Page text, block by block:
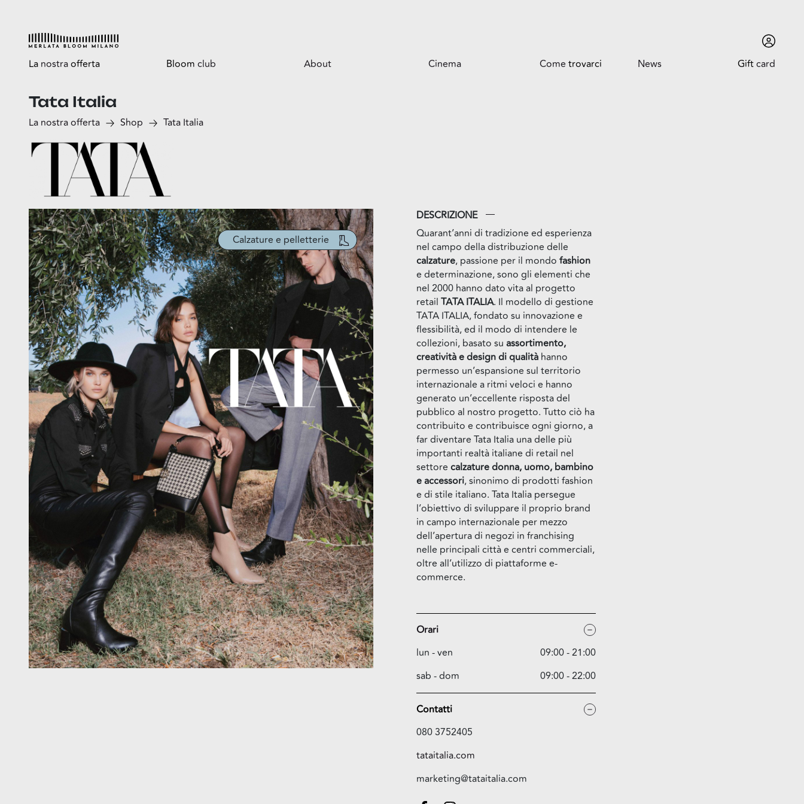
La nostraofferta
Esplora
Shop
Food
Esselunga
Bloom club
Bloomtasty
About Cinema Come trovarci News Giftcard
Tata Italia
La nostra offerta Shop Tata Italia
Calzature e pelletterie
DESCRIZIONE
Quarant’anni di tradizione ed esperienza
nel campo della distribuzione delle
calzature, passione per il mondo fashion
e determinazione, sono gli elementi che
nel 2000 hanno dato vita al progetto
retail TATA ITALIA. Il modello di gestione
TATA ITALIA, fondato su innovazione e
flessibilità, ed il modo di intendere le
collezioni, basato su assortimento,
creatività e design di qualità hanno
permesso un’espansione sul territorio
internazionale a ritmi veloci e hanno
generato un’eccellente risposta del
pubblico al nostro progetto. Tutto ciò ha
contribuito e contribuisce ogni giorno, a
far diventare Tata Italia una delle più
importanti realtà italiane di retail nel
settore calzature donna, uomo, bambino
e accessori, sinonimo di prodotti fashion
e di stile italiano. Tata Italia persegue
l’obiettivo di sviluppare il proprio brand
in campo internazionale per mezzo
dell’apertura di negozi in franchising
nelle principali città e centri commerciali,
oltre all’utilizzo di piattaforme e-
commerce.
Orari
lun - ven
09:00 - 21:00
sab - dom
09:00 - 22:00
Contatti
080 3752405
tataitalia.com
marketing@tataitalia.com